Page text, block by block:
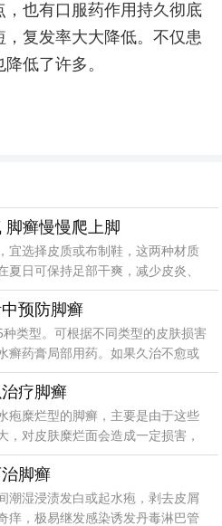
也有口服药作用持久彻底
复发率大大降低。不仅患
低了许多。
脚癣慢慢爬上脚
宜选择皮质或布制鞋，这两种材质
夏日可保持足部干爽，减少皮炎、
预防脚癣
类型。可根据不同类型的皮肤损害
癣药膏局部用药。如果久治不愈或
疗脚癣
疱糜烂型的脚癣，主要是由于这些
，对皮肤糜烂面会造成一定损害，
脚癣
潮湿浸渍发白或起水疱，剥去皮屑
痒，极易继发感染诱发丹毒淋巴管